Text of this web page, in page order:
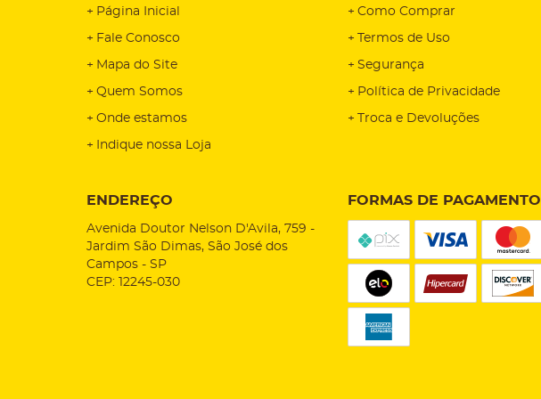
Página Inicial
Fale Conosco
Mapa do Site
Quem Somos
Onde estamos
Indique nossa Loja
Como Comprar
Termos de Uso
Segurança
Política de Privacidade
Troca e Devoluções
ENDEREÇO
Avenida Doutor Nelson D'Avila, 759 -
Jardim São Dimas, São José dos
Campos - SP
CEP: 12245-030
FORMAS DE PAGAMENTO